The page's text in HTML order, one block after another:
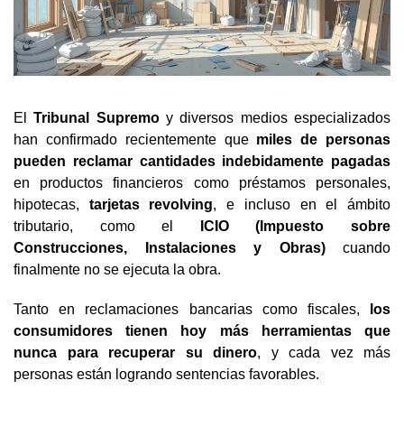
ElTribunal Supremoy diversos medios especializados
han confirmado recientemente que miles de personas
pueden reclamar cantidades indebidamente pagadas
en productos financieros como préstamos personales,
hipotecas, tarjetas revolving, e incluso en el ámbito
tributario, como el
ICIO (Impuesto sobre
Construcciones, Instalaciones y Obras)cuando
finalmente no se ejecuta la obra.
Tanto en reclamaciones bancarias como fiscales,
los
consumidores tienen hoy más herramientas que
nunca para recuperar su dinero, y cada vez más
personas están logrando sentencias favorables.